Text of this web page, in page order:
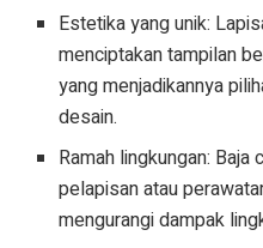
Estetika yang unik:
menciptakan tampilan
yang menjadikannya
desain.
Ramah lingkungan:
pelapisan atau
mengurangi dampak